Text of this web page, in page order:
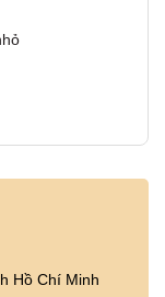
Hồ Chí Minh